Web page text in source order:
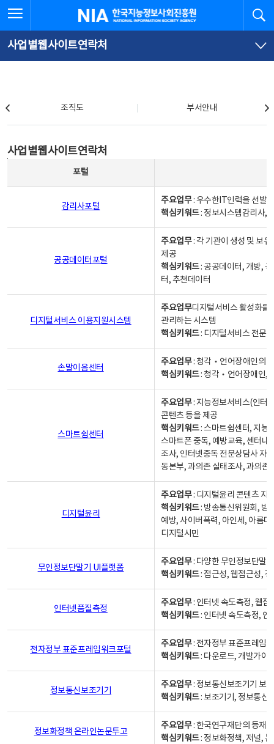
문
로
가
체
뉴
바
가
한국지능정보사회진흥원
사업별웹사이트연락처
조직도 부서안내
사업별웹사이트연락처
포털
감리사포털
주요업무: 우수한IT인력을 선발
핵심키워드: 정보시스템감리사,
공공데이터포털
주요업무: 각 기관이 생성 및 보
제공
핵심키워드: 공공데이터, 개방,
터, 추천데이터
디지털서비스 이용지원시스템
주요업무디지털서비스 활성화를
관리하는 시스템
핵심키워드: 디지털서비스 전문
손말이음센터
주요업무: 청각‧언어장애인의
핵심키워드: 청각‧언어장애인,
스마트쉼센터
주요업무: 지능정보서비스(인터
콘텐츠 등을 제공
핵심키워드: 스마트쉼센터, 지능
스마트폰 중독, 예방교육, 센터내
조사, 인터넷중독 전문상담사 자
동본부, 과의존 실태조사, 과의존
디지털윤리
주요업무: 디지털윤리 콘텐츠 지
핵심키워드: 방송통신위원회, 방
예방, 사이버폭력, 아인세, 아름
디지털시민
무인정보단말기 UI플랫폼
주요업무: 다양한 무인정보단말
핵심키워드: 접근성, 웹접근성,
인터넷품질측정
주요업무: 인터넷 속도측정, 웹접
핵심키워드: 인터넷 속도측정, 인
전자정부 표준프레임워크포털
주요업무: 전자정부 표준프레임
핵심키워드: 다운로드, 개발가이
정보통신보조기기
주요업무: 정보통신보조기기 보
핵심키워드: 보조기기, 정보통신
정보화정책 온라인논문투고
주요업무: 한국연구재단의 등재
핵심키워드: 정보화정책, 저널,